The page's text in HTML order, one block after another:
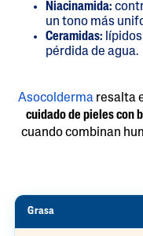
Niacinamida:
un tono más
Ceramidas:
pérdida de agua.
Asocolderma resalta
cuidado de pieles con
cuando combinan
Grasa